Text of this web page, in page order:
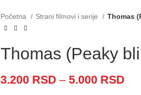
Početna Strani filmovi i serije Thomas
Thomas (Peaky
3.200 RSD – 5.000 RSD